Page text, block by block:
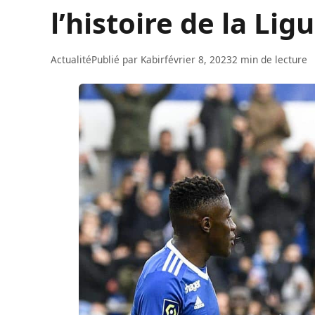
l’histoire de la
ActualitéPublié par Kabirfévrier 8, 20232 min de lecture